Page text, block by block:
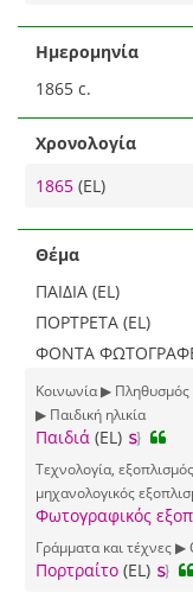
Ημερομηνία
1865 c.
Χρονολογία
1865 (EL)
Θέμα
ΠΑΙΔΙΑ (EL)
ΠΟΡΤΡΕΤΑ (EL)
ΦΟΝΤΑ
Κοινωνία ▶ Πληθυσμός
▶ Παιδική ηλικία
Παιδιά (EL)
Τεχνολογία,
μηχανολογικός
Φωτογραφικός
Γράμματα και τέχνες
Πορτραίτο (EL)